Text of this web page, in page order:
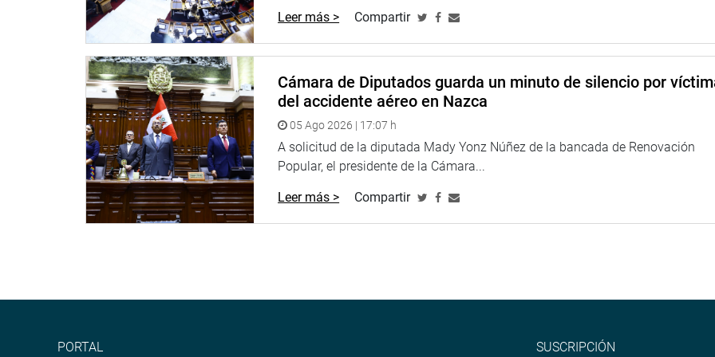
laboral y, por tanto, corresponde al Congreso subsanar el error. Con otros argumentos los congresistas del Frente
Amplio, Marisa Glave y Marco Arana, dijeron que se había tocado temas laborales que no habían sido materia de
delegación.
Puesto a votación la propuesta del grupo de trabajo parlamentario encabezado por Torres Morales, fue aprobada
con 11 votos a favor, cuatro en contra y ninguna abstención.
Durante la sesión, que se inició a las 11:26 minutos con 18 congresistas presentes-el quórum era de 13- tenía en
su agenda analizar 12 propuestas de ley elaboradas por la Comisión de Constitución sobre un mismo número de
decretos legislativos aprobados por el Poder Ejecutivo en el marco de la facultad otorgada por el Poder
Legislativo por el lapso de 90 días.
En ese sentido, aprobó, en primera votación, la incorporación de un párrafo a la disposición complementaria
Salud.
Una cuestión previa presentada por el titular de la Comisión de Constitución, Miguel Torres, aprobada en forma
Leer más > Compartir
Cámara de Diputados guarda un minuto de silencio por
del accidente aéreo en Nazca
05 Ago 2026 | 17:07 h
A solicitud de la diputada Mady Yonz Núñez de la bancada de Renovación
Popular, el presidente de la Cámara...
Leer más > Compartir
PORTAL SUSCRIPCIÓN